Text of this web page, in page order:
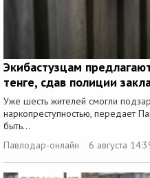
Экибастузцам
тенге, сдав полиции
Уже шесть жителей смогли
наркопреступностью, передает
быть...
Павлодар-онлайн
6 августа